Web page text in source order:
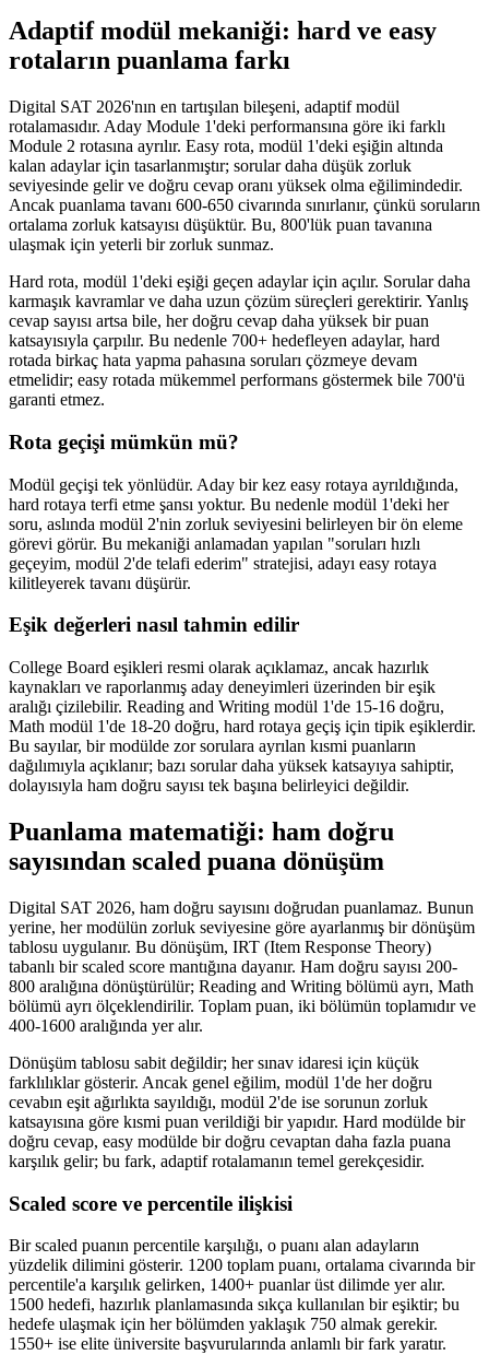
Adaptif modül mekaniği: hard ve easy
rotaların puanlama farkı
Digital SAT 2026'nın en tartışılan bileşeni, adaptif modül
rotalamasıdır. Aday Module 1'deki performansına göre iki farklı
Module 2 rotasına ayrılır. Easy rota, modül 1'deki eşiğin altında
kalan adaylar için tasarlanmıştır; sorular daha düşük zorluk
seviyesinde gelir ve doğru cevap oranı yüksek olma eğilimindedir.
Ancak puanlama tavanı 600-650 civarında sınırlanır, çünkü soruların
ortalama zorluk katsayısı düşüktür. Bu, 800'lük puan tavanına
ulaşmak için yeterli bir zorluk sunmaz.
Hard rota, modül 1'deki eşiği geçen adaylar için açılır. Sorular daha
karmaşık kavramlar ve daha uzun çözüm süreçleri gerektirir. Yanlış
cevap sayısı artsa bile, her doğru cevap daha yüksek bir puan
katsayısıyla çarpılır. Bu nedenle 700+ hedefleyen adaylar, hard
rotada birkaç hata yapma pahasına soruları çözmeye devam
etmelidir; easy rotada mükemmel performans göstermek bile 700'ü
garanti etmez.
Rota geçişi mümkün mü?
Modül geçişi tek yönlüdür. Aday bir kez easy rotaya ayrıldığında,
hard rotaya terfi etme şansı yoktur. Bu nedenle modül 1'deki her
soru, aslında modül 2'nin zorluk seviyesini belirleyen bir ön eleme
görevi görür. Bu mekaniği anlamadan yapılan "soruları hızlı
geçeyim, modül 2'de telafi ederim" stratejisi, adayı easy rotaya
kilitleyerek tavanı düşürür.
Eşik değerleri nasıl tahmin edilir
College Board eşikleri resmi olarak açıklamaz, ancak hazırlık
kaynakları ve raporlanmış aday deneyimleri üzerinden bir eşik
aralığı çizilebilir. Reading and Writing modül 1'de 15-16 doğru,
Math modül 1'de 18-20 doğru, hard rotaya geçiş için tipik eşiklerdir.
Bu sayılar, bir modülde zor sorulara ayrılan kısmi puanların
dağılımıyla açıklanır; bazı sorular daha yüksek katsayıya sahiptir,
dolayısıyla ham doğru sayısı tek başına belirleyici değildir.
Puanlama matematiği: ham doğru
sayısından scaled puana dönüşüm
Digital SAT 2026, ham doğru sayısını doğrudan puanlamaz. Bunun
yerine, her modülün zorluk seviyesine göre ayarlanmış bir dönüşüm
tablosu uygulanır. Bu dönüşüm, IRT (Item Response Theory)
tabanlı bir scaled score mantığına dayanır. Ham doğru sayısı 200-
800 aralığına dönüştürülür; Reading and Writing bölümü ayrı, Math
bölümü ayrı ölçeklendirilir. Toplam puan, iki bölümün toplamıdır ve
400-1600 aralığında yer alır.
Dönüşüm tablosu sabit değildir; her sınav idaresi için küçük
farklılıklar gösterir. Ancak genel eğilim, modül 1'de her doğru
cevabın eşit ağırlıkta sayıldığı, modül 2'de ise sorunun zorluk
katsayısına göre kısmi puan verildiği bir yapıdır. Hard modülde bir
doğru cevap, easy modülde bir doğru cevaptan daha fazla puana
karşılık gelir; bu fark, adaptif rotalamanın temel gerekçesidir.
Scaled score ve percentile ilişkisi
Bir scaled puanın percentile karşılığı, o puanı alan adayların
yüzdelik dilimini gösterir. 1200 toplam puanı, ortalama civarında bir
percentile'a karşılık gelirken, 1400+ puanlar üst dilimde yer alır.
1500 hedefi, hazırlık planlamasında sıkça kullanılan bir eşiktir; bu
hedefe ulaşmak için her bölümden yaklaşık 750 almak gerekir.
1550+ ise elite üniversite başvurularında anlamlı bir fark yaratır.